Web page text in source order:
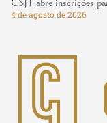
CSJT abre inscrições
4 de agosto de 2026